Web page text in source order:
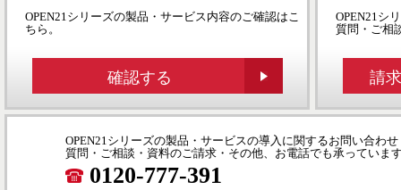
OPEN21シリーズの製品・サービス内容のご確認はこ
ちら。
確認する
OPEN21シ
質問・ご相
請
OPEN21シリーズの製品・サービスの導入に関するお問い合わせ
質問・ご相談・資料のご請求・その他、お電話でも承っていま
0120-777-391